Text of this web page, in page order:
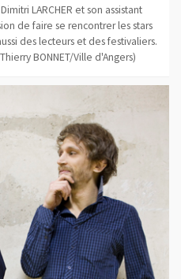
LARCHER et son assistant
de faire se rencontrer les stars
des lecteurs et des festivaliers.
BONNET/Ville d'Angers)